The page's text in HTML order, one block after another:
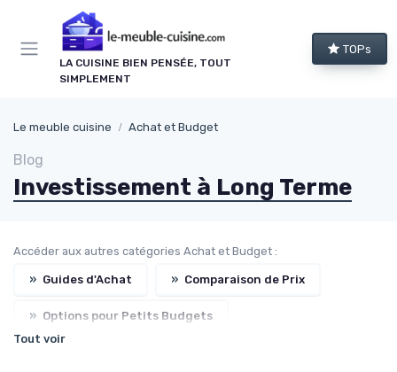
LA CUISINE BIEN PENSÉE, TOUT
SIMPLEMENT
TOPs
Le meuble cuisine Achat et Budget
Blog
Investissement à Long Terme
Accéder aux autres catégories Achat et Budget :
» Guides d'Achat » Comparaison de Prix
» Options pour Petits Budgets
Tout voir
Panneau de gestion des cookies